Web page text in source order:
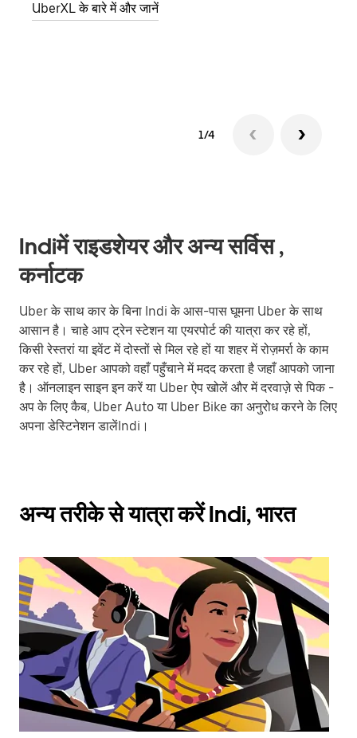
UberXL के बारे में और जानें
1/4
Indiमें राइडशेयर और अन्य सर्विस ,
कर्नाटक
Uber के साथ कार के बिना Indi के आस-पास घूमना Uber के साथ
आसान है। चाहे आप ट्रेन स्टेशन या एयरपोर्ट की यात्रा कर रहे हों,
किसी रेस्तरां या इवेंट में दोस्तों से मिल रहे हों या शहर में रोज़मर्रा के काम
कर रहे हों, Uber आपको वहाँ पहुँचाने में मदद करता है जहाँ आपको जाना
है। ऑनलाइन साइन इन करें या Uber ऐप खोलें और में दरवाज़े से पिक -
अप के लिए कैब, Uber Auto या Uber Bike का अनुरोध करने के लिए
अपना डेस्टिनेशन डालेंIndi।
अन्य तरीके से यात्रा करें Indi, भारत